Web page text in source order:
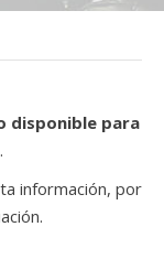
disponible para
.
información, por